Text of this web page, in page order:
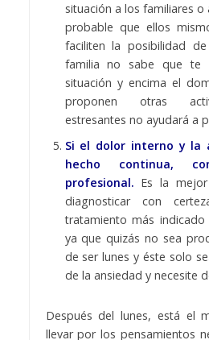
situación a los familiares o
probable que ellos
faciliten la posibilidad
familia no sabe que te
situación y encima el
proponen otras
estresantes no ayudará a
Si el dolor interno y la
hecho continua,
profesional. Es la
diagnosticar con
tratamiento más
ya que quizás no sea
de ser lunes y éste solo
de la ansiedad y necesite
Después del lunes, está el
llevar por los pensamientos